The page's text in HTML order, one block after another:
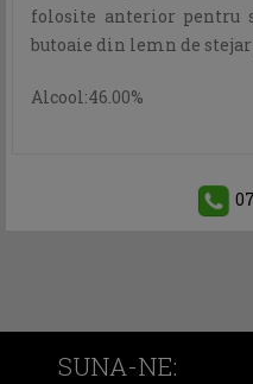
folosite anterior pentru
butoaie din lemn de
Alcool:46.00%
SUNA-NE: